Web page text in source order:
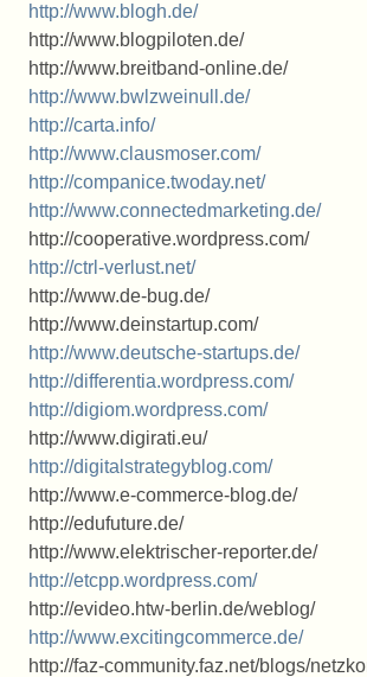
http://www.blogh.de/
http://www.blogpiloten.de/
http://www.breitband-online.de/
http://www.bwlzweinull.de/
http://carta.info/
http://www.clausmoser.com/
http://companice.twoday.net/
http://www.connectedmarketing.de/
http://cooperative.wordpress.com/
http://ctrl-verlust.net/
http://www.de-bug.de/
http://www.deinstartup.com/
http://www.deutsche-startups.de/
http://differentia.wordpress.com/
http://digiom.wordpress.com/
http://www.digirati.eu/
http://digitalstrategyblog.com/
http://www.e-commerce-blog.de/
http://edufuture.de/
http://www.elektrischer-reporter.de/
http://etcpp.wordpress.com/
http://evideo.htw-berlin.de/weblog/
http://www.excitingcommerce.de/
http://faz-community.faz.net/blogs/